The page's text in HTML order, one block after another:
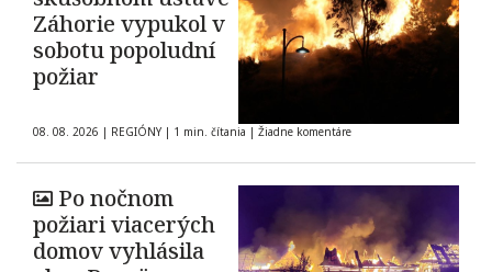
Záhorie vypukol v
sobotu popoludní
požiar
08. 08. 2026 | REGIÓNY | 1 min. čítania | Žiadne komentáre
Po nočnom
požiari viacerých
domov vyhlásila